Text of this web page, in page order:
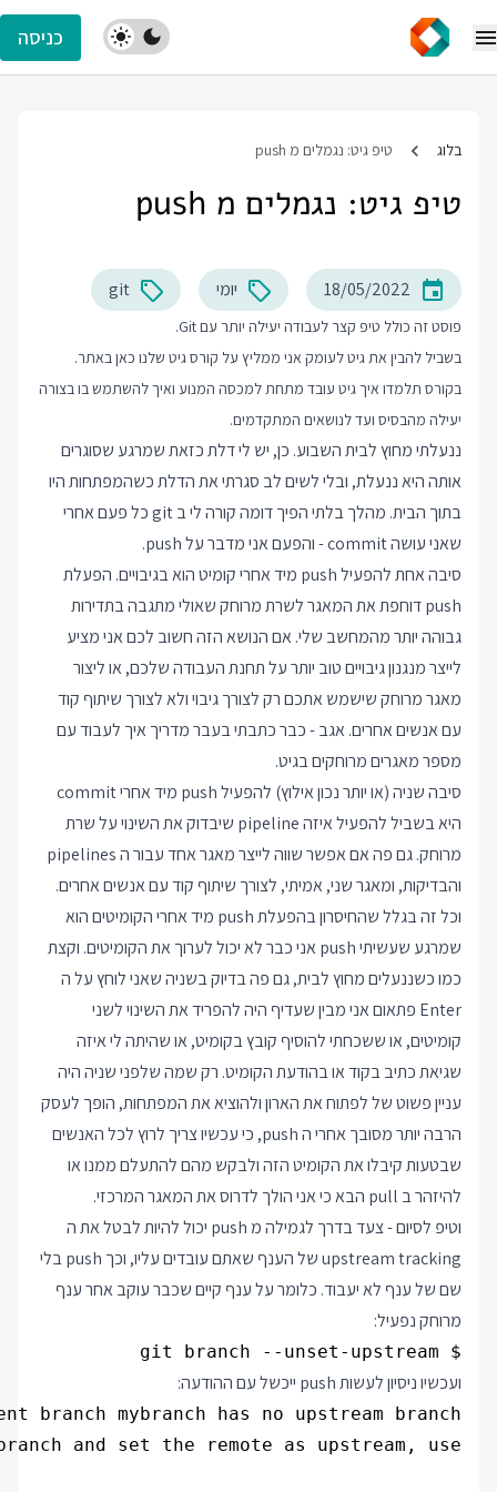
כניסה
בלוג טיפ גיט: נגמלים מ push
טיפ גיט: נגמלים מ push
18/05/2022 יומי git
פוסט זה כולל טיפ קצר לעבודה יעילה יותר עם Git.
בשביל להבין את גיט לעומק אני ממליץ על קורס גיט שלנו כאן באתר.
בקורס תלמדו איך גיט עובד מתחת למכסה המנוע ואיך להשתמש בו בצורה
יעילה מהבסיס ועד לנושאים המתקדמים.
ננעלתי מחוץ לבית השבוע. כן, יש לי דלת כזאת שמרגע שסוגרים
אותה היא ננעלת, ובלי לשים לב סגרתי את הדלת כשהמפתחות היו
בתוך הבית. מהלך בלתי הפיך דומה קורה לי ב git כל פעם אחרי
שאני עושה commit - והפעם אני מדבר על push.
סיבה אחת להפעיל push מיד אחרי קומיט הוא בגיבויים. הפעלת
push דוחפת את המאגר לשרת מרוחק שאולי מתגבה בתדירות
גבוהה יותר מהמחשב שלי. אם הנושא הזה חשוב לכם אני מציע
לייצר מנגנון גיבויים טוב יותר על תחנת העבודה שלכם, או ליצור
מאגר מרוחק שישמש אתכם רק לצורך גיבוי ולא לצורך שיתוף קוד
עם אנשים אחרים. אגב - כבר כתבתי בעבר מדריךאיך לעבוד עם
מספר מאגרים מרוחקים בגיט.
סיבה שניה (או יותר נכון אילוץ) להפעיל push מיד אחרי commit
היא בשביל להפעיל איזה pipeline שיבדוק את השינוי על שרת
מרוחק. גם פה אם אפשר שווה לייצר מאגר אחד עבור ה pipelines
והבדיקות, ומאגר שני, אמיתי, לצורך שיתוף קוד עם אנשים אחרים.
וכל זה בגלל שהחיסרון בהפעלת push מיד אחרי הקומיטים הוא
שמרגע שעשיתי push אני כבר לא יכול לערוך את הקומיטים. וקצת
כמו כשננעלים מחוץ לבית, גם פה בדיוק בשניה שאני לוחץ על ה
Enter פתאום אני מבין שעדיף היה להפריד את השינוי לשני
קומיטים, או ששכחתי להוסיף קובץ בקומיט, או שהיתה לי איזה
שגיאת כתיב בקוד או בהודעת הקומיט. רק שמה שלפני שניה היה
עניין פשוט של לפתוח את הארון ולהוציא את המפתחות, הופך לעסק
הרבה יותר מסובך אחרי ה push, כי עכשיו צריך לרוץ לכל האנשים
שבטעות קיבלו את הקומיט הזה ולבקש מהם להתעלם ממנו או
להיזהר ב pull הבא כי אני הולך לדרוס את המאגר המרכזי.
וטיפ לסיום - צעד בדרך לגמילה מ push יכול להיות לבטל את ה
upstream tracking של הענף שאתם עובדים עליו, וכך push בלי
שם של ענף לא יעבוד. כלומר על ענף קיים שכבר עוקב אחר ענף
מרוחק נפעיל:
$ git branch --unset-upstream
ועכשיו ניסיון לעשות push ייכשל עם ההודעה: